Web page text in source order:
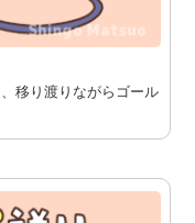
移り渡りながらゴール